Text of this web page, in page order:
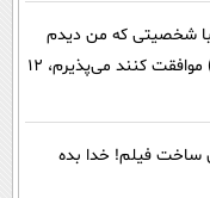
با شخصیتی که من دیدم
تطابق ندارد/ گفتند سه چهارم ( با تفاهم‌نامه) موافقت کنند می‌پذیرم، 12
میلیاردی برای ساخت فیلم! خدا بده